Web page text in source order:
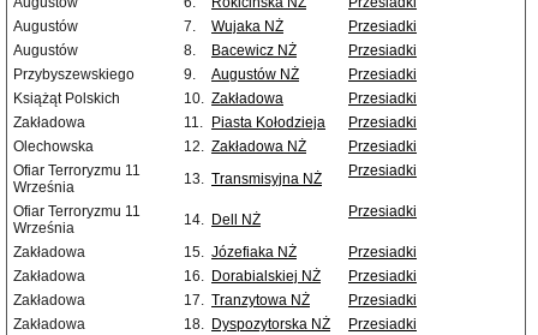
Augustów
7. Wujaka NŻ
Przesiadki
Augustów
8. Bacewicz NŻ
Przesiadki
Przybyszewskiego
9. Augustów NŻ
Przesiadki
Książąt Polskich
10. Zakładowa
Przesiadki
Zakładowa
11. Piasta Kołodzieja
Przesiadki
Olechowska
12. Zakładowa NŻ
Przesiadki
Ofiar Terroryzmu 11
Września
13. Transmisyjna NŻ Przesiadki
Ofiar Terroryzmu 11
Września
14. Dell NŻ Przesiadki
Zakładowa 15. Józefiaka NŻ
Przesiadki
Zakładowa
16. Dorabialskiej NŻ
Przesiadki
Zakładowa
17. Tranzytowa NŻ
Przesiadki
Zakładowa
18. Dyspozytorska NŻ
Przesiadki